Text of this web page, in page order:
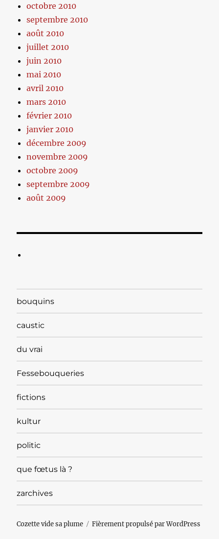
octobre 2010
septembre 2010
août 2010
juillet 2010
juin 2010
mai 2010
avril 2010
mars 2010
février 2010
janvier 2010
décembre 2009
novembre 2009
octobre 2009
septembre 2009
août 2009
bouquins
caustic
du vrai
Fessebouqueries
fictions
kultur
politic
que fœtus là ?
zarchives
Cozette vide sa plume Fièrement propulsé par WordPress